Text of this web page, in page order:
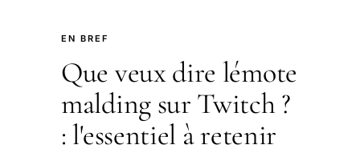
EN BREF
Que veux dire lémote
malding sur Twitch ?
: l'essentiel à retenir